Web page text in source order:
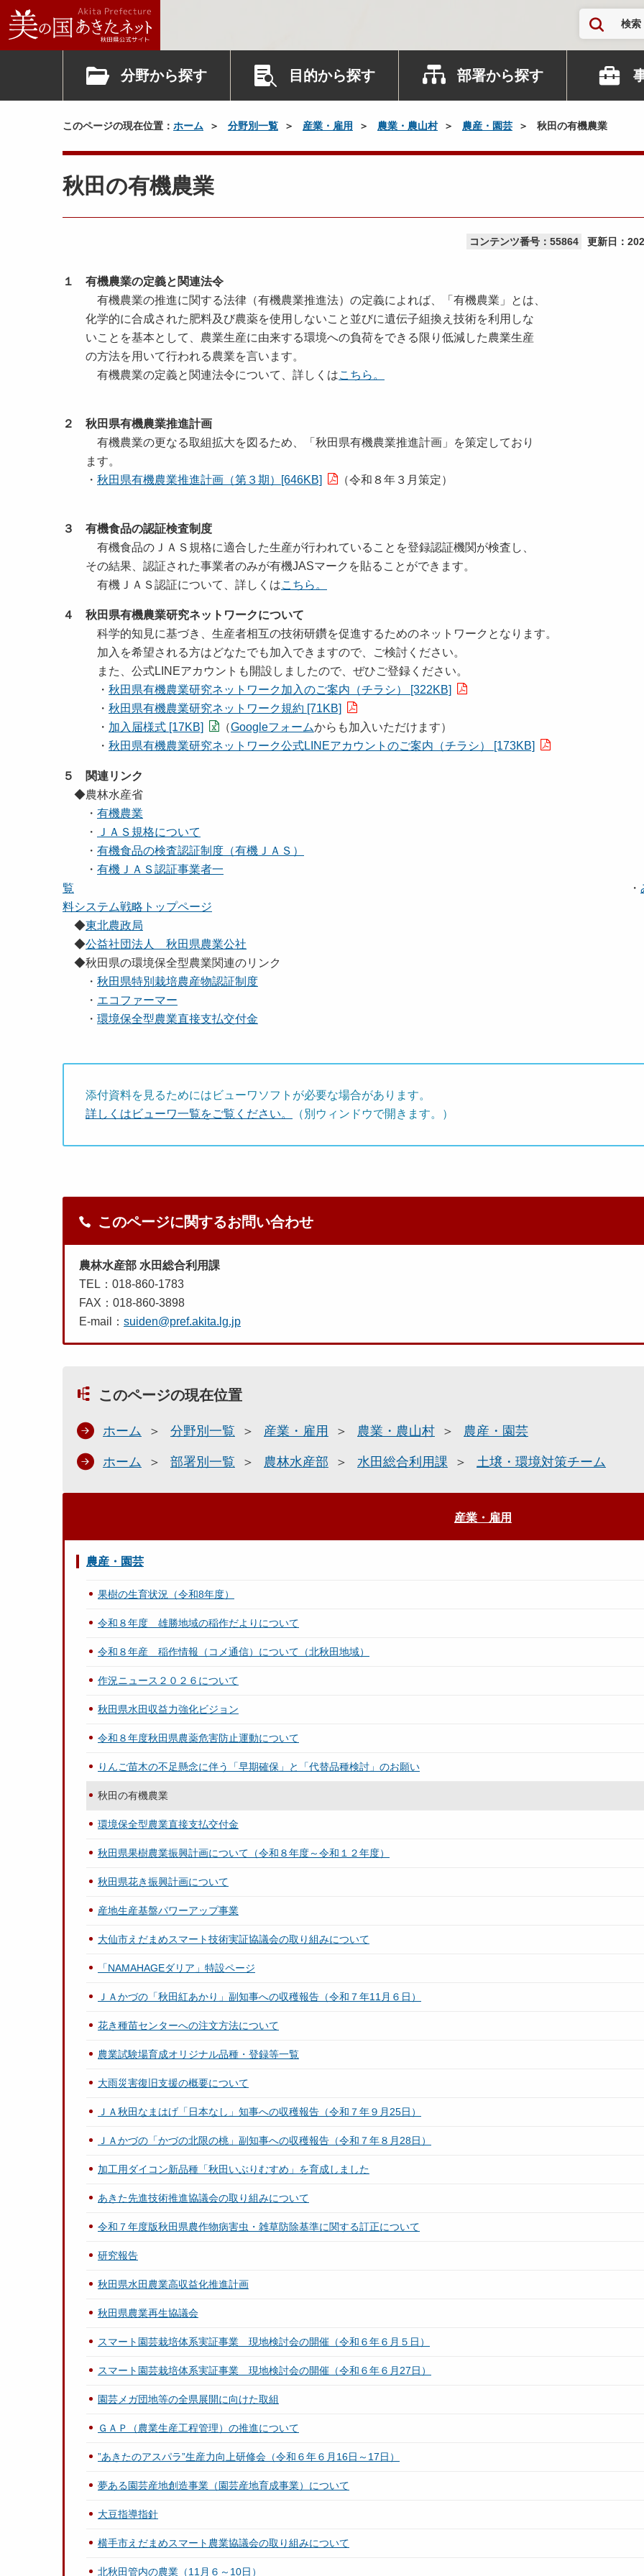
検索
分野から探す 目的から探す 部署から探す
このページの現在位置： ホーム 分野別一覧 産業・雇用 農業・農山村 農産・園芸 秋田の有機農業
秋田の有機農業
コンテンツ番号：55864 更新日：
１ 有機農業の定義と関連法令
有機農業の推進に関する法律（有機農業推進法）の定義によれば、「有機農業」とは、
化学的に合成された肥料及び農薬を使用しないこと並びに遺伝子組換え技術を利用しな
いことを基本として、農業生産に由来する環境への負荷をできる限り低減した農業生産
の方法を用いて行われる農業を言います。
有機農業の定義と関連法令について、詳しくはこちら。
２ 秋田県有機農業推進計画
有機農業の更なる取組拡大を図るため、「秋田県有機農業推進計画」を策定しており
ます。
・ 秋田県有機農業推進計画（第３期）[646KB] （令和８年３月策定）
３ 有機食品の認証検査制度
有機食品のＪＡＳ規格に適合した生産が行われていることを登録認証機関が検査し、
その結果、認証された事業者のみが有機JASマークを貼ることができます。
有機ＪＡＳ認証について、詳しくはこちら。
４ 秋田県有機農業研究ネットワークについて
科学的知見に基づき、生産者相互の技術研鑽を促進するためのネットワークとなります。
加入を希望される方はどなたでも加入できますので、ご検討ください。
また、公式LINEアカウントも開設しましたので、ぜひご登録ください。
・ 秋田県有機農業研究ネットワーク加入のご案内（チラシ） [322KB]
・ 秋田県有機農業研究ネットワーク規約 [71KB]
・ 加入届様式 [17KB] （Googleフォームからも加入いただけます）
・ 秋田県有機農業研究ネットワーク公式LINEアカウントのご案内（チラシ） [173KB]
５ 関連リンク
◆農林水産省
・ 有機農業
・
ＪＡＳ規格について
・ 有機食品の検査認証制度（有機ＪＡＳ）
・ 有機ＪＡＳ認証事業者一
覧 ・
料システム戦略トップページ
◆東北農政局
◆公益社団法人 秋田県農業公社
◆秋田県の環境保全型農業関連のリンク
・ 秋田県特別栽培農産物認証制度
・ エコファーマー
・ 環境保全型農業直接支払交付金
添付資料を見るためにはビューワソフトが必要な場合があります。
詳しくはビューワ一覧をご覧ください。
（別ウィンドウで開きます。）
このページに関するお問い合わせ
農林水産部 水田総合利用課
TEL：018-860-1783
FAX：018-860-3898
E-mail： suiden@pref.akita.lg.jp
このページの現在位置
ホーム 分野別一覧 産業・雇用 農業・農山村 農産・園芸
ホーム 部署別一覧 農林水産部 水田総合利用課 土壌・環境対策チーム
産業・雇用
農産・園芸
果樹の生育状況（令和8年度）
令和８年度 雄勝地域の稲作だよりについて
令和８年産 稲作情報（コメ通信）について（北秋田地域）
作況ニュース２０２６について
秋田県水田収益力強化ビジョン
令和８年度秋田県農薬危害防止運動について
りんご苗木の不足懸念に伴う「早期確保」と「代替品種検討」のお願い
秋田の有機農業
環境保全型農業直接支払交付金
秋田県果樹農業振興計画について（令和８年度～令和１２年度）
秋田県花き振興計画について
産地生産基盤パワーアップ事業
大仙市えだまめスマート技術実証協議会の取り組みについて
「NAMAHAGEダリア」特設ページ
ＪＡかづの「秋田紅あかり」副知事への収穫報告（令和７年11月６日）
花き種苗センターへの注文方法について
農業試験場育成オリジナル品種・登録等一覧
大雨災害復旧支援の概要について
ＪＡ秋田なまはげ「日本なし」知事への収穫報告（令和７年９月25日）
ＪＡかづの「かづの北限の桃」副知事への収穫報告（令和７年８月28日）
加工用ダイコン新品種「秋田いぶりむすめ」を育成しました
あきた先進技術推進協議会の取り組みについて
令和７年度版秋田県農作物病害虫・雑草防除基準に関する訂正について
研究報告
秋田県水田農業高収益化推進計画
秋田県農業再生協議会
スマート園芸栽培体系実証事業 現地検討会の開催（令和６年６月５日）
スマート園芸栽培体系実証事業 現地検討会の開催（令和６年６月27日）
園芸メガ団地等の全県展開に向けた取組
ＧＡＰ（農業生産工程管理）の推進について
”あきたのアスパラ”生産力向上研修会（令和６年６月16日～17日）
夢ある園芸産地創造事業（園芸産地育成事業）について
大豆指導指針
横手市えだまめスマート農業協議会の取り組みについて
北秋田管内の農業（11月６～10日）